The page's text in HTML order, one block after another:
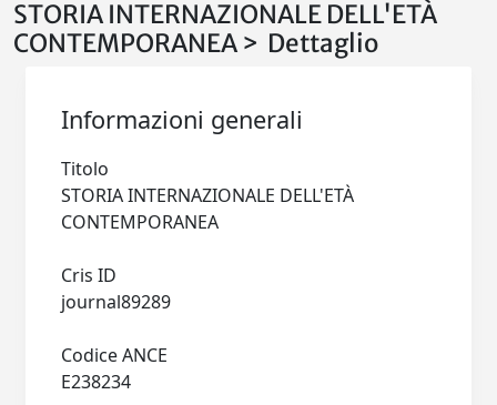
STORIA INTERNAZIONALE DELL'ETÀ
CONTEMPORANEA > Dettaglio
Informazioni generali
Titolo
STORIA INTERNAZIONALE DELL'ETÀ
Cris ID
Codice ANCE